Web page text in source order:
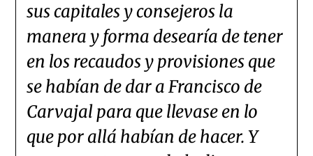
sus capitales y consejeros la
manera y forma desearía de tener
en los recaudos y provisiones que
se habían de dar a Francisco de
Carvajal para que llevase en lo
que por allá habían de hacer. Y